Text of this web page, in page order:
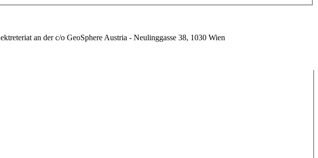
an der c/o GeoSphere Austria - Neulinggasse 38, 1030 Wien